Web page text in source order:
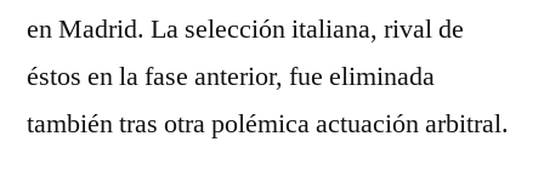
en Madrid. La selección italiana, rival de
éstos en la fase anterior, fue eliminada
también tras otra polémica actuación arbitral.